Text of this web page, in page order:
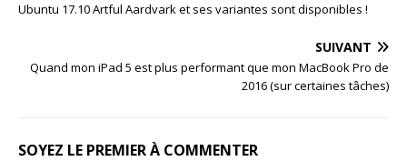
Ubuntu 17.10 Artful Aardvark et ses variantes sont disponibles !
SUIVANT
Quand mon iPad 5 est plus performant que mon MacBook Pro de
2016 (sur certaines tâches)
SOYEZ LE PREMIER À COMMENTER